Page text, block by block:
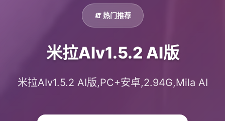
🧯 热门推荐
米拉AIv1.5.2 AI版
米拉AIv1.5.2 AI版,PC+安卓,2.94G,Mila AI